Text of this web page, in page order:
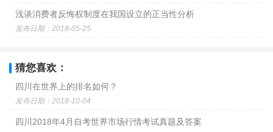
浅谈消费者反悔权制度在我国设立的正当性分析
发布日期：2018-05-25
猜您喜欢：
四川在世界上的排名如何？
发布日期：2018-10-04
四川2018年4月自考世界市场行情考试真题及答案